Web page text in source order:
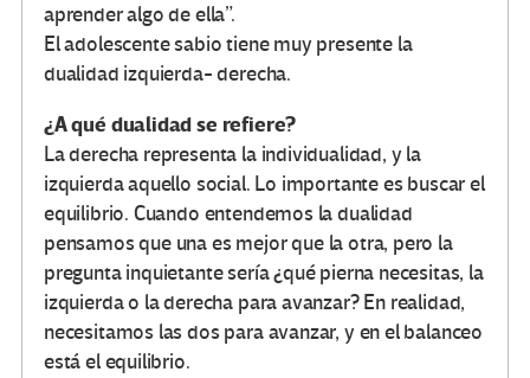
aprender algo de ella”.
El adolescente sabio tiene muy presente la
dualidad izquierda- derecha.
¿A qué dualidad se refiere?
La derecha representa la individualidad, y la
izquierda aquello social. Lo importante es buscar el
equilibrio. Cuando entendemos la dualidad
pensamos que una es mejor que la otra, pero la
pregunta inquietante sería ¿qué pierna necesitas, la
izquierda o la derecha para avanzar? En realidad,
necesitamos las dos para avanzar, y en el balanceo
está el equilibrio.